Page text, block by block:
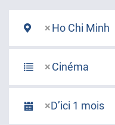
×Ho Chi Minh
×Cinéma
×D’ici 1 mois